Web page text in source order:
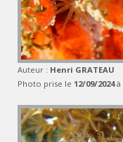
Auteur : Henri GRATEAU
Photo prise le 12/09/2024à